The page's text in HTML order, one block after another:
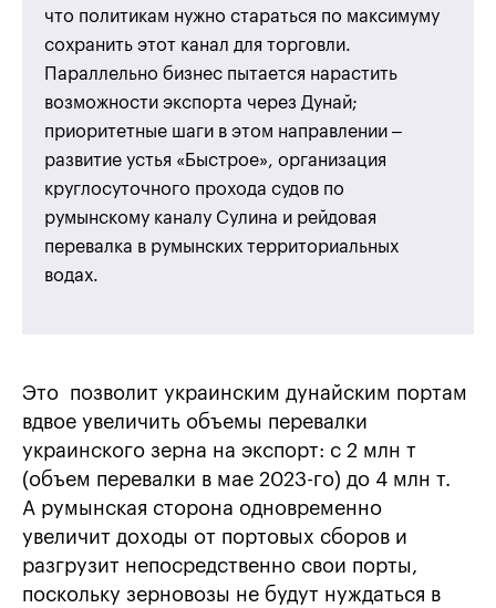
что политикам нужно стараться по максимуму
сохранить этот канал для торговли.
Параллельно бизнес пытается нарастить
возможности экспорта через Дунай;
приоритетные шаги в этом направлении –
развитие устья «Быстрое», организация
круглосуточного прохода судов по
румынскому каналу Сулина и рейдовая
перевалка в румынских территориальных
водах.
Это позволит украинским дунайским портам
вдвое увеличить объемы перевалки
украинского зерна на экспорт: с 2 млн т
(объем перевалки в мае 2023-го) до 4 млн т.
А румынская сторона одновременно
увеличит доходы от портовых сборов и
разгрузит непосредственно свои порты,
поскольку зерновозы не будут нуждаться в